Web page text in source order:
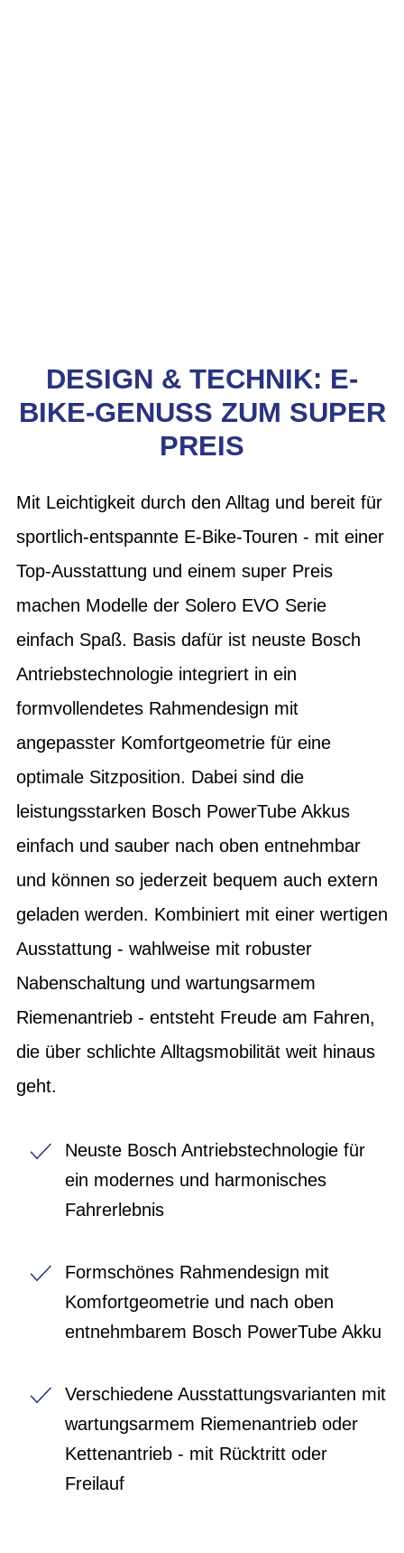
DESIGN & TECHNIK: E-
BIKE-GENUSS ZUM SUPER
PREIS
Mit Leichtigkeit durch den Alltag und bereit für
sportlich-entspannte E-Bike-Touren - mit einer
Top-Ausstattung und einem super Preis
machen Modelle der Solero EVO Serie
einfach Spaß. Basis dafür ist neuste Bosch
Antriebstechnologie integriert in ein
formvollendetes Rahmendesign mit
angepasster Komfortgeometrie für eine
optimale Sitzposition. Dabei sind die
leistungsstarken Bosch PowerTube Akkus
einfach und sauber nach oben entnehmbar
und können so jederzeit bequem auch extern
geladen werden. Kombiniert mit einer wertigen
Ausstattung - wahlweise mit robuster
Nabenschaltung und wartungsarmem
Riemenantrieb - entsteht Freude am Fahren,
die über schlichte Alltagsmobilität weit hinaus
geht.
Neuste Bosch Antriebstechnologie für
ein modernes und harmonisches
Fahrerlebnis
Formschönes Rahmendesign mit
Komfortgeometrie und nach oben
entnehmbarem Bosch PowerTube Akku
Verschiedene Ausstattungsvarianten mit
wartungsarmem Riemenantrieb oder
Kettenantrieb - mit Rücktritt oder
Freilauf